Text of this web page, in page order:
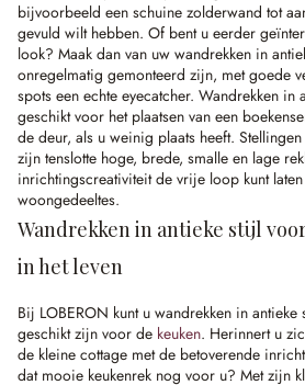
bijvoorbeeld een schuine zolderwand tot
gevuld wilt hebben. Of bent u eerder
look? Maak dan van uw wandrekken in
onregelmatig gemonteerd zijn, met goede
spots een echte eyecatcher. Wandrekken
geschikt voor het plaatsen van een
de deur, als u weinig plaats heeft.
zijn tenslotte hoge, brede, smalle en lage
inrichtingscreativiteit de vrije loop kunt
woongedeeltes.
Wandrekken in antieke stijl
in het leven
Bij LOBERON kunt u wandrekken in
geschikt zijn voor de keuken. Herinnert u
de kleine cottage met de betoverende
dat mooie keukenrek nog voor u? Met zijn